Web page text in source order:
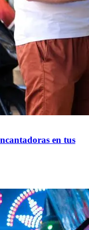
en tus